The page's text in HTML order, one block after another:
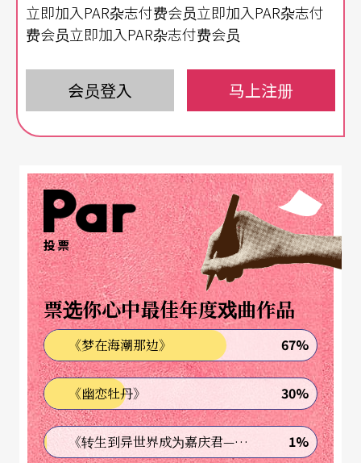
「但我从来不听自己的歌！」话锋一转，她说：
「因为我会变成评审，懊恼这里不好、那怎么这样
唱！」
事实上，爱听音乐不是她个人，而是整个家庭的习
音机、音响，在那年代就算是豪华了。只要爸妈一
醒来，就会打开唱机，有时听节目、有时听广播
剧。流行什么歌在电视上唱的、收音机播的或是买
了新唱片，全家都会唱。
爸妈唱歌都很好听，爸爸爱英文歌，声音浑厚有词
性；妈妈也有语言天分，隔壁住著山东人，她就跟
著学做馒头，还能讲几句山东话；另一边又来了福
州人，她就学会讲福州腔调。到了下雨天，生性罗
曼蒂克的妈妈还会帮景色配乐。「你可以想像外面
下雨，传来感伤的音乐，多么诗情画意。」蔡琴笑
立即加入PAR杂志付费会员立即加入PAR杂志付
费会员立即加入PAR杂志付费会员
会员登入 马上注册
投票
票选你心中最佳年度戏曲作品
《梦在海潮那边》 67%
《幽恋牡丹》 30%
《转生到异世界成为嘉庆君—发现我的祖先是诈骗集团!?》 1%